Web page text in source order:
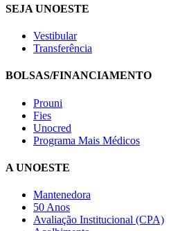
SEJA UNOESTE
Vestibular
Transferência
BOLSAS/FINANCIAMENTO
Prouni
Fies
Unocred
Programa Mais Médicos
A UNOESTE
Mantenedora
50 Anos
Avaliação Institucional (CPA)